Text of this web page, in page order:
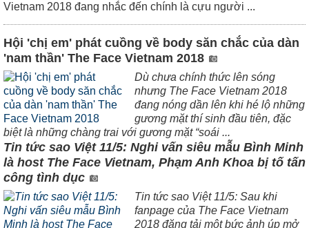
Vietnam 2018 đang nhắc đến chính là cựu người ...
Hội 'chị em' phát cuồng về body săn chắc của dàn
'nam thần' The Face Vietnam 2018
Dù chưa chính thức lên sóng
nhưng The Face Vietnam 2018
đang nóng dần lên khi hé lộ những
gương mặt thí sinh đầu tiên, đặc
biệt là những chàng trai với gương mặt “soái ...
Tin tức sao Việt 11/5: Nghi vấn siêu mẫu Bình Minh
là host The Face Vietnam, Phạm Anh Khoa bị tố tấn
công tình dục
Tin tức sao Việt 11/5: Sau khi
fanpage của The Face Vietnam
2018 đăng tải một bức ảnh úp mở